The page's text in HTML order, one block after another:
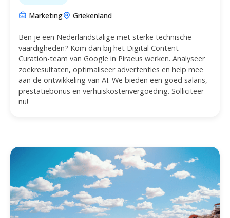
Marketing Griekenland
Ben je een Nederlandstalige met sterke technische
vaardigheden? Kom dan bij het Digital Content
Curation-team van Google in Piraeus werken. Analyseer
zoekresultaten, optimaliseer advertenties en help mee
aan de ontwikkeling van AI. We bieden een goed salaris,
prestatiebonus en verhuiskostenvergoeding. Solliciteer
nu!